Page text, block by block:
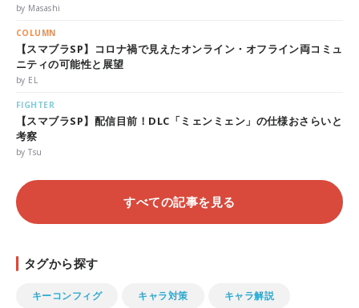
by Masashi
COLUMN
【スマブラSP】コロナ禍で見えたオンライン・オフライン両コミュ
ニティの可能性と展望
by EL
FIGHTER
【スマブラSP】配信目前！DLC「ミェンミェン」の仕様おさらいと
考察
by Tsu
すべての記事を見る
タグから探す
キーコンフィグ キャラ対策 キャラ解説